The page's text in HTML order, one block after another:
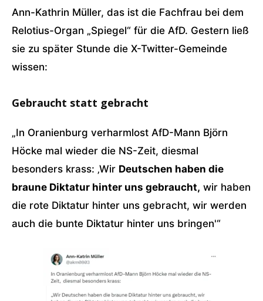
Ann-Kathrin Müller, das ist die Fachfrau bei dem
Relotius-Organ „Spiegel“ für die AfD. Gestern ließ
sie zu später Stunde die X-Twitter-Gemeinde
wissen:
Gebraucht statt gebracht
„In Oranienburg verharmlost AfD-Mann Björn
Höcke mal wieder die NS-Zeit, diesmal
besonders krass: ‚Wir Deutschen haben die
braune Diktatur hinter uns gebraucht, wir haben
die rote Diktatur hinter uns gebracht, wir werden
auch die bunte Diktatur hinter uns bringen'“